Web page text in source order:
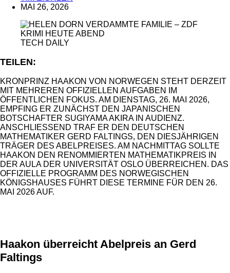
ANZEIGE
MAI 26, 2026
TECH DAILY
TEILEN:
KRONPRINZ HAAKON VON NORWEGEN STEHT DERZEIT
MIT MEHREREN OFFIZIELLEN AUFGABEN IM
ÖFFENTLICHEN FOKUS. AM DIENSTAG, 26. MAI 2026,
EMPFING ER ZUNÄCHST DEN JAPANISCHEN
BOTSCHAFTER SUGIYAMA AKIRA IN AUDIENZ.
ANSCHLIESSEND TRAF ER DEN DEUTSCHEN M
ATHEMATIKER GERD FALTINGS, DEN DIESJÄHRIGEN T
RÄGER DES ABELPREISES. AM NACHMITTAG SOLLTE H
AAKON DEN RENOMMIERTEN MATHEMATIKPREIS IN D
ER AULA DER UNIVERSITÄT OSLO ÜBERREICHEN. DAS O
FFIZIELLE PROGRAMM DES NORWEGISCHEN K
ÖNIGSHAUSES FÜHRT DIESE TERMINE FÜR DEN 26. M
AI 2026 AUF.
Haakon überreicht Abelpreis an Gerd
Faltings